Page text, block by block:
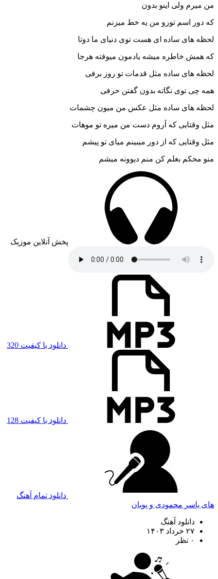
من میرم ولی اینو بدون
که دور اسم تورو من یه خط میزنم
لحظه های ساده ای هست توی دنیای ما دوتا
که همش خاطره میشه یادمون میوفته هرجا
لحظه های ساده مثل قدمات تو روز برفی
همه چی توی نگاته بدون گفتن حرفی
لحظه های ساده مثل عکس من میون چشمات
مثل وقتایی که آروم دست من میره تو موهات
مثل وقتایی که از دور میبینم میای تو پیشم
منو محکم بغلم کن منم دیوونه میشم
پخش آنلاین موزیک
دانلود با کیفیت 320
دانلود با کیفیت 128
دانلود تمام آهنگ
های یاسر محمودی و پویان
دانلود آهنگ
۲۷ خرداد ۱۴۰۳
۰ نظر